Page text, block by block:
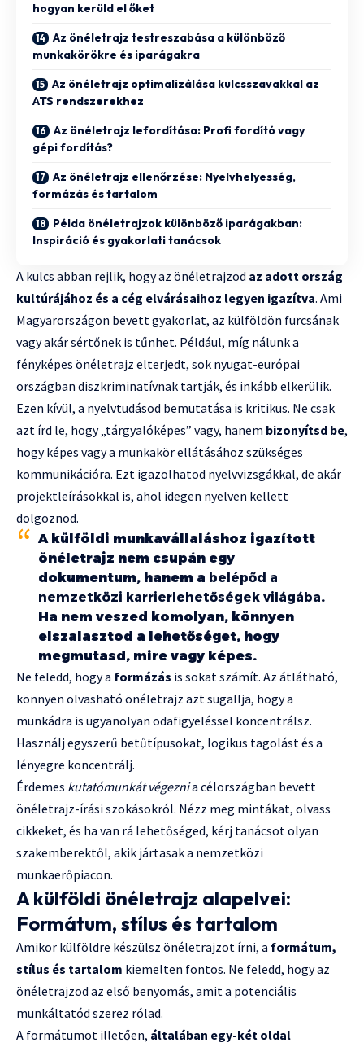
hogyan kerüld el őket
Az önéletrajz testreszabása a különböző
munkakörökre és iparágakra
Az önéletrajz optimalizálása kulcsszavakkal az
ATS rendszerekhez
Az önéletrajz lefordítása: Profi fordító vagy
gépi fordítás?
Az önéletrajz ellenőrzése: Nyelvhelyesség,
formázás és tartalom
Példa önéletrajzok különböző iparágakban:
Inspiráció és gyakorlati tanácsok
A kulcs abban rejlik, hogy az önéletrajzod az adott ország
kultúrájához és a cég elvárásaihoz legyen igazítva. Ami
Magyarországon bevett gyakorlat, az külföldön furcsának
vagy akár sértőnek is tűnhet. Például, míg nálunk a
fényképes önéletrajz elterjedt, sok nyugat-európai
országban diszkriminatívnak tartják, és inkább elkerülik.
Ezen kívül, a nyelvtudásod bemutatása is kritikus. Ne csak
azt írd le, hogy „tárgyalóképes” vagy, hanem bizonyítsd be,
hogy képes vagy a munkakör ellátásához szükséges
kommunikációra. Ezt igazolhatod nyelvvizsgákkal, de akár
projektleírásokkal is, ahol idegen nyelven kellett
dolgoznod.
A külföldi munkavállaláshoz igazított
önéletrajz nem csupán egy
dokumentum, hanem a belépőd a
nemzetközi karrierlehetőségek világába.
Ha nem veszed komolyan, könnyen
elszalasztod a lehetőséget, hogy
megmutasd, mire vagy képes.
Ne feledd, hogy a formázás is sokat számít. Az átlátható,
könnyen olvasható önéletrajz azt sugallja, hogy a
munkádra is ugyanolyan odafigyeléssel koncentrálsz.
Használj egyszerű betűtípusokat, logikus tagolást és a
lényegre koncentrálj.
Érdemes kutatómunkát végeznia célországban bevett
önéletrajz-írási szokásokról. Nézz meg mintákat, olvass
cikkeket, és ha van rá lehetőséged, kérj tanácsot olyan
szakemberektől, akik jártasak a nemzetközi
munkaerőpiacon.
A külföldi önéletrajz alapelvei:
Formátum, stílus és tartalom
Amikor külföldre készülsz önéletrajzot írni, a formátum,
stílus és tartalom kiemelten fontos. Ne feledd, hogy az
önéletrajzod az első benyomás, amit a potenciális
munkáltatód szerez rólad.
A formátumot illetően, általában egy-két oldal